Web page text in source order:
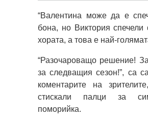
“Валентина може да е
бона, но Виктория спечели
хората, а това е най-
“Разочароващо решение!
за следващия сезон!”, са
коментарите на
стискали палци за
поморийка.